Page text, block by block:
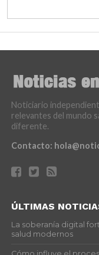
Noticiario
relevantes del mundo
diferente.
Contacto:
ÚLTIMAS
La soberanía digital
salud modernos